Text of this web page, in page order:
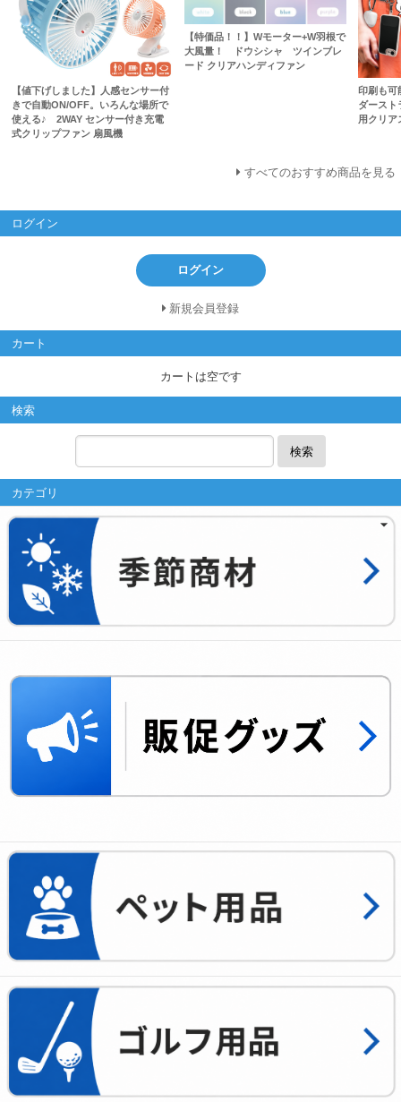
【値下げしました】人感センサー付
きで自動ON/OFF。いろんな場所で
使える♪ 2WAY センサー付き充電
式クリップファン 扇風機
【特価品！！】Wモーター+W羽根で
大風量！ ドウシシャ ツインブレ
ード クリアハンディファン
印刷も
ダースト
用クリア
すべてのおすすめ商品を見る
ログイン
ログイン
新規会員登録
カート
カートは空です
検索
検索
カテゴリ